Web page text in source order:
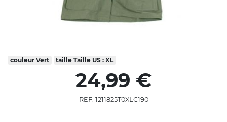
24,99 €
REF. 1211825T0XLC190
couleur Vert tailleTaille US : XL